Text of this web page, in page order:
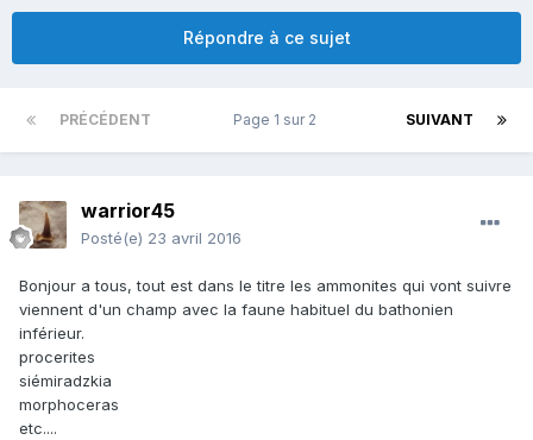
Répondre à ce sujet
PRÉCÉDENT SUIVANT
Page 1 sur 2
warrior45
Posté(e) 23 avril 2016
Bonjour a tous, tout est dans le titre les ammonites qui vont suivre
viennent d'un champ avec la faune habituel du bathonien
inférieur.
procerites
siémiradzkia
morphoceras
etc....